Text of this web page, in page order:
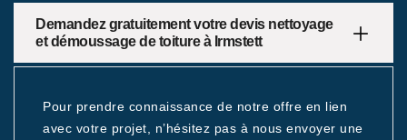
Demandez gratuitement votre devis nettoyage
et démoussage de toiture à Irmstett
Pour prendre connaissance de notre offre en lien
avec votre projet, n’hésitez pas à nous envoyer une